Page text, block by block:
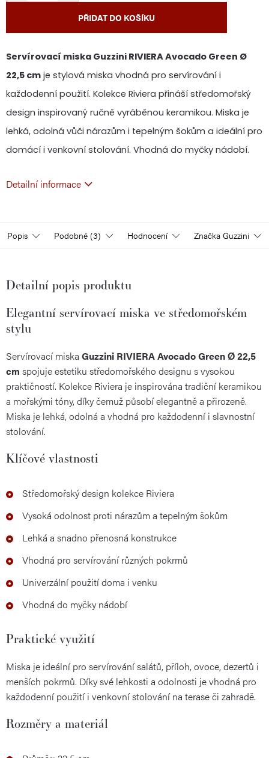
PŘIDAT DO KOŠÍKU
Servírovací miska Guzzini RIVIERA Avocado Green Ø
22,5 cm je stylová miska vhodná pro servírování i
každodenní použití. Kolekce Riviera přináší středomořský
design inspirovaný ručně vyráběnou keramikou. Miska je
lehká, odolná vůči nárazům i tepelným šokům a ideální pro
domácí i venkovní stolování. Vhodná do myčky nádobí.
Detailní informace
Popis Podobné (3) Hodnocení Značka Guzzini
Detailní popis produktu
Elegantní servírovací miska ve středomořském
stylu
Servírovací miska Guzzini RIVIERA Avocado Green Ø 22,5
cm spojuje estetiku středomořského designu s vysokou
praktičností. Kolekce Riviera je inspirována tradiční keramikou
a mořskými tóny, díky čemuž působí elegantně a přirozeně.
Miska je lehká, odolná a vhodná pro každodenní i slavnostní
stolování.
Klíčové vlastnosti
Středomořský design kolekce Riviera
Vysoká odolnost proti nárazům a tepelným šokům
Lehká a snadno přenosná konstrukce
Vhodná pro servírování různých pokrmů
Univerzální použití doma i venku
Vhodná do myčky nádobí
Praktické využití
Miska je ideální pro servírování salátů, příloh, ovoce, dezertů i
menších pokrmů. Díky své lehkosti a odolnosti je vhodná pro
každodenní použití i venkovní stolování na terase či zahradě.
Rozměry a materiál